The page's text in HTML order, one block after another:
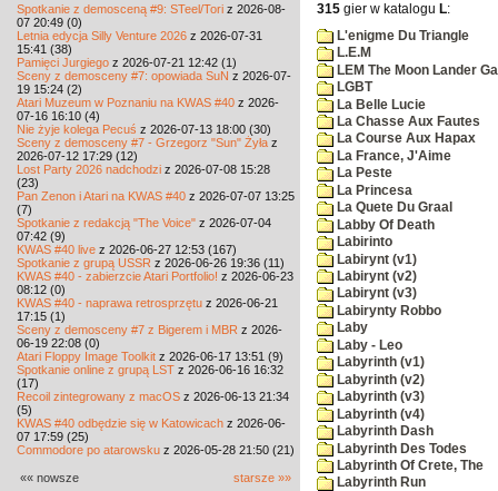
Spotkanie z demosceną #9: STeel/Tori z 2026-08-
07 20:49 (0)
Letnia edycja Silly Venture 2026 z 2026-07-31
15:41 (38)
Pamięci Jurgiego z 2026-07-21 12:42 (1)
Sceny z demosceny #7: opowiada SuN z 2026-07-
19 15:24 (2)
Atari Muzeum w Poznaniu na KWAS #40 z 2026-
07-16 16:10 (4)
Nie żyje kolega Pecuś z 2026-07-13 18:00 (30)
Sceny z demosceny #7 - Grzegorz "Sun" Żyła z
2026-07-12 17:29 (12)
Lost Party 2026 nadchodzi z 2026-07-08 15:28
(23)
Pan Zenon i Atari na KWAS #40 z 2026-07-07 13:25
(7)
Spotkanie z redakcją "The Voice" z 2026-07-04
07:42 (9)
KWAS #40 live z 2026-06-27 12:53 (167)
Spotkanie z grupą USSR z 2026-06-26 19:36 (11)
KWAS #40 - zabierzcie Atari Portfolio! z 2026-06-23
08:12 (0)
KWAS #40 - naprawa retrosprzętu z 2026-06-21
17:15 (1)
Sceny z demosceny #7 z Bigerem i MBR z 2026-
06-19 22:08 (0)
Atari Floppy Image Toolkit z 2026-06-17 13:51 (9)
Spotkanie online z grupą LST z 2026-06-16 16:32
(17)
Recoil zintegrowany z macOS z 2026-06-13 21:34
(5)
KWAS #40 odbędzie się w Katowicach z 2026-06-
07 17:59 (25)
Commodore po atarowsku z 2026-05-28 21:50 (21)
«« nowsze starsze »»
315 gier w katalogu L:
L'enigme Du Triangle
L.E.M
LEM The Moon Lander
LGBT
La Belle Lucie
La Chasse Aux Fautes
La Course Aux Hapax
La France, J'Aime
La Peste
La Princesa
La Quete Du Graal
Labby Of Death
Labirinto
Labirynt (v1)
Labirynt (v2)
Labirynt (v3)
Labirynty Robbo
Laby
Laby - Leo
Labyrinth (v1)
Labyrinth (v2)
Labyrinth (v3)
Labyrinth (v4)
Labyrinth Dash
Labyrinth Des Todes
Labyrinth Of Crete, The
Labyrinth Run